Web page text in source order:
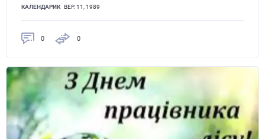
КАЛЕНДАРИК ВЕР. 11, 1989
0 0